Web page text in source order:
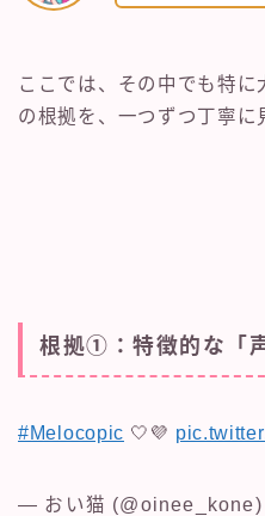
ここでは、その中でも特
の根拠を、一つずつ丁寧に
根拠①：特徴的な「
#Melocopic 🤍💜
— おい猫 (@oinee_kone)